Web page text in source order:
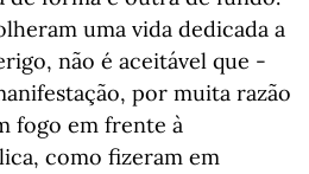
uma vida dedicada a
não é aceitável que -
por muita razão
fogo em frente à
como fizeram em